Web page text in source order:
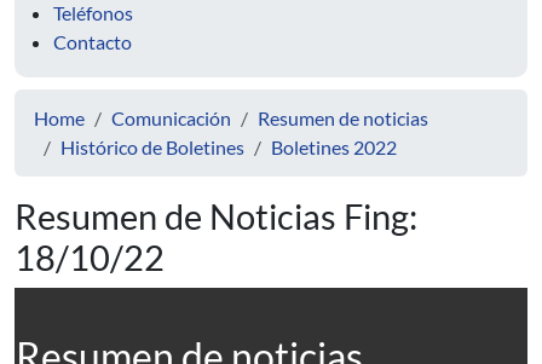
Teléfonos
Contacto
Home Comunicación
Resumen de noticias
Histórico de Boletines
Boletines 2022
Resumen de Noticias Fing:
18/10/22